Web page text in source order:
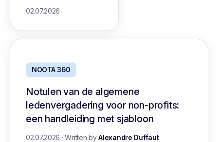
02.07.2026
NOOTA 360
Notulen van de algemene
ledenvergadering voor non-profits:
een handleiding met sjabloon
02.07.2026 ·Written byAlexandre Duffaut